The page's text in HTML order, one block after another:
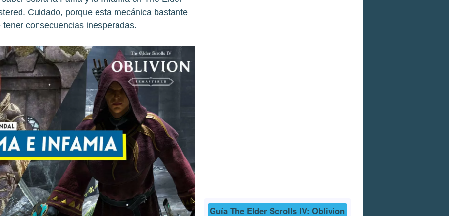
Cuidado, porque esta mecánica bastante
tener consecuencias inesperadas.
Guía The Elder Scrolls IV: Oblivion